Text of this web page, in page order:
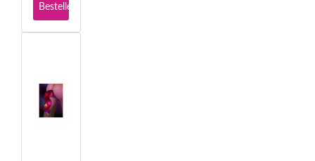
Bestellen